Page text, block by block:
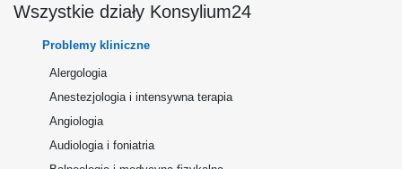
Wszystkie działy Konsylium24
Problemy kliniczne
Alergologia
Anestezjologia i intensywna terapia
Angiologia
Audiologia i foniatria